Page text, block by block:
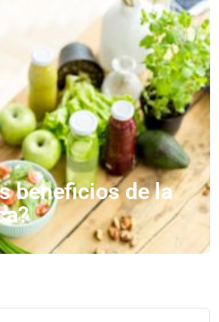
beneficios de la